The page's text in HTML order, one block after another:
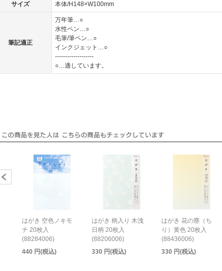
サイズ 本体/H148×W100mm
筆記適正
万年筆…○
水性ペン…○
毛筆/筆ペン…○
インクジェット…○
-------------------
○…適しています。
はがき 空色ノキモ
チ 20枚入
(88284006)
440 円(税込)
はがき 柄入り 木洩
日柄 20枚入
(88206006)
330 円(税込)
はがき 花の塵（ち
り）黄色 20枚入
(88436006)
330 円(税込)